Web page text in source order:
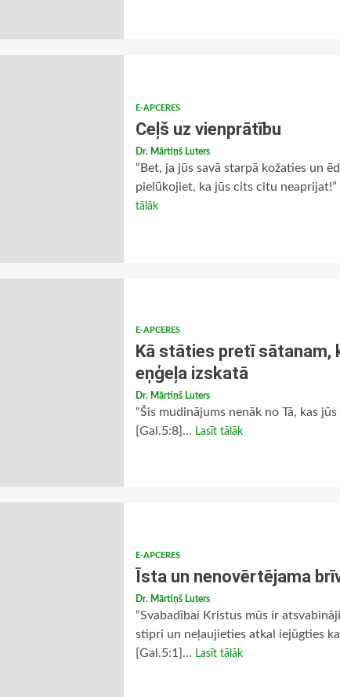
E-APCERES
Ceļš uz vienprātību
Dr. Mārtiņš Luters
“Bet, ja jūs savā starpā kožaties un
pielūkojiet, ka jūs cits citu neaprijat!”
tālāk
E-APCERES
Kā stāties pretī sātanam,
eņģeļa izskatā
Dr. Mārtiņš Luters
“Šis mudinājums nenāk no Tā, kas jūs
[Gal.5:8]... Lasīt tālāk
E-APCERES
Īsta un nenovērtējama
Dr. Mārtiņš Luters
“Svabadībai Kristus mūs ir
stipri un neļaujieties atkal iejūgties
[Gal.5:1]... Lasīt tālāk